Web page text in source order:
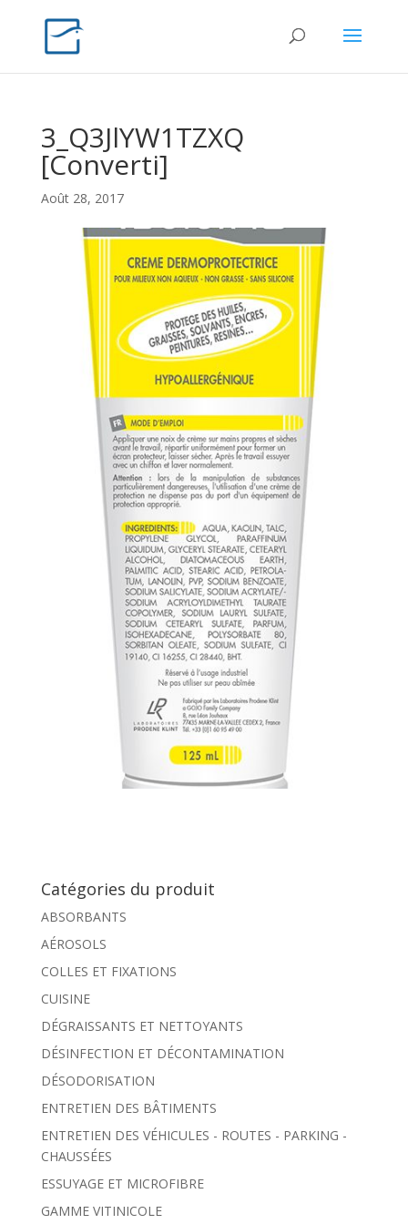
3_Q3JlYW1TZXQ
[Converti]
Août 28, 2017
Catégories du produit
ABSORBANTS
AÉROSOLS
COLLES ET FIXATIONS
CUISINE
DÉGRAISSANTS ET NETTOYANTS
DÉSINFECTION ET DÉCONTAMINATION
DÉSODORISATION
ENTRETIEN DES BÂTIMENTS
ENTRETIEN DES VÉHICULES - ROUTES - PARKING -
CHAUSSÉES
ESSUYAGE ET MICROFIBRE
GAMME VITINICOLE